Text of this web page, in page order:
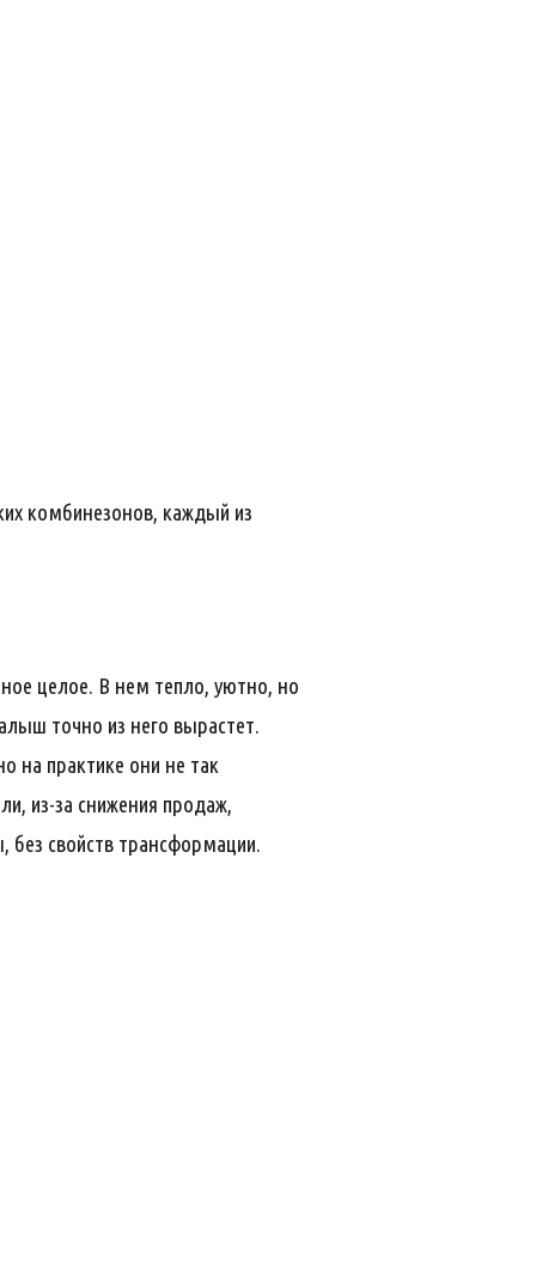
комбинезонов, каждый из
целое. В нем тепло, уютно, но
точно из него вырастет.
на практике они не так
из-за снижения продаж,
свойств трансформации.